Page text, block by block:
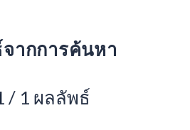
ากการค้นหา
/ 1 ผลลัพธ์